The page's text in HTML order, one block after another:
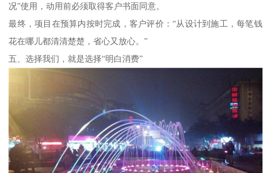
况”使用，动用前必须取得客户书面同意。
最终，项目在预算内按时完成，客户评价：“从设计到施工，每笔钱
花在哪儿都清清楚楚，省心又放心。”
五、选择我们，就是选择“明白消费”